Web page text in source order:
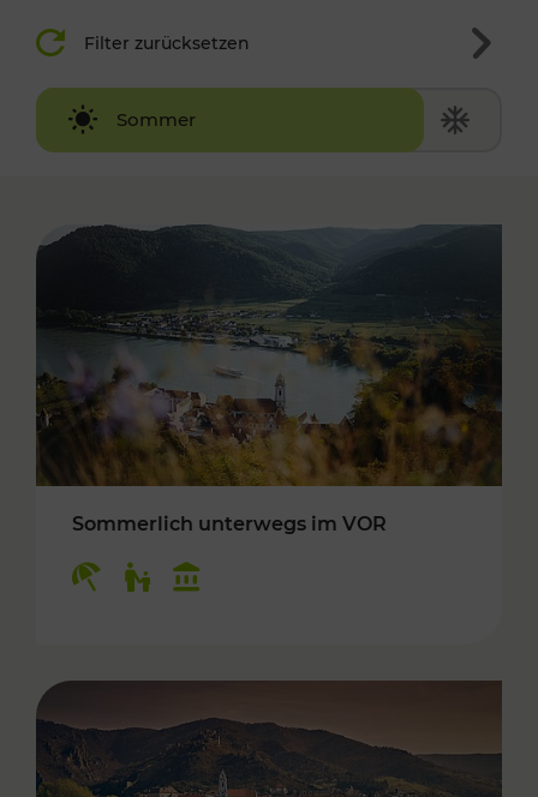
Filter zurücksetzen
Sommer
Winter
Sommerlich unterwegs im VOR